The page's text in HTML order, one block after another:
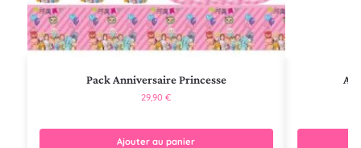
Pack Anniversaire Princesse
29,90€
Ajouter au panier